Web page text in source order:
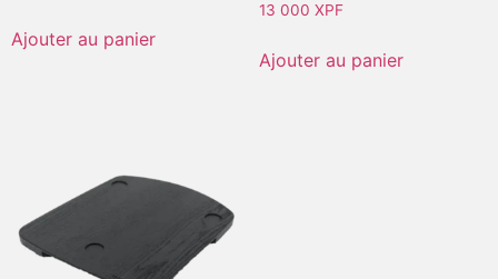
Ajouter au panier
13 000 XPF
Ajouter au panier